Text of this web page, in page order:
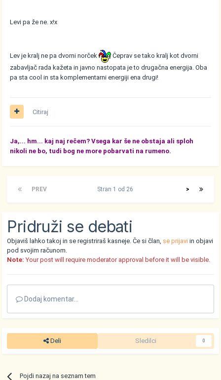
Levi pa že ne. x!x
Lev je kralj ne pa dvorni norček
Čeprav se tako kralj kot dvorni
zabavljač rada kažeta in javno nastopata je to drugačna energija. Oba
pa sta cool in sta komplementarni energiji ena drugi!
Citiraj
Ja,... hm... kaj naj rečem? Vsega kar še ne obstaja ali sploh
nikoli ne bo, tudi bog ne more pobarvati na rumeno.
PREV >
Stran 1 od 26
Pridruži se debati
Objaviš lahko takoj in se registriraš kasneje. Če si član, se prijavi in objavi
pod svojim računom.
Note: Your post will require moderator approval before it will be visible.
Dodaj komentar...
Deli Sledilci 0
Pojdi nazaj na seznam tem